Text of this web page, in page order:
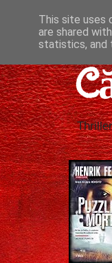
This site uses
are shared
statistics, and